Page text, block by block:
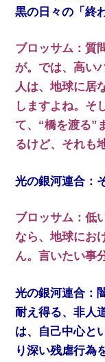
黒の日々の「終
ブロッサム：質
が。では、高い
人は、地球に居
しますよね。そ
て、“橋を渡る”
るけど、それも
光の銀河連合：
ブロッサム：低
なら、地球にお
ん。言いたい事
光の銀河連合：
耐え得る、非人
は、自己中心と
り深い残虐行為